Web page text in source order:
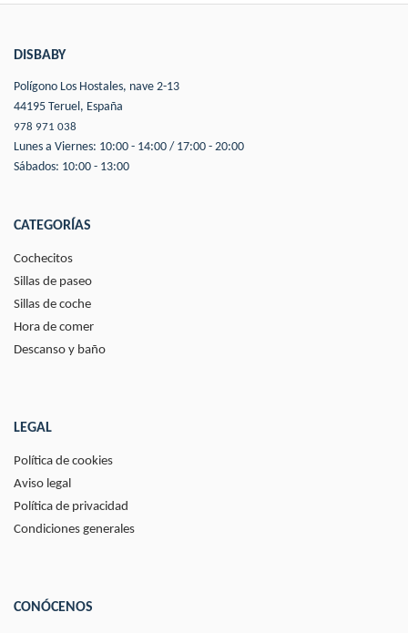
DISBABY
Polígono Los Hostales, nave 2-13
44195 Teruel, España
978 971 038
Lunes a Viernes: 10:00 - 14:00 / 17:00 - 20:00
Sábados: 10:00 - 13:00
CATEGORÍAS
Cochecitos
Sillas de paseo
Sillas de coche
Hora de comer
Descanso y baño
LEGAL
Política de cookies
Aviso legal
Política de privacidad
Condiciones generales
CONÓCENOS